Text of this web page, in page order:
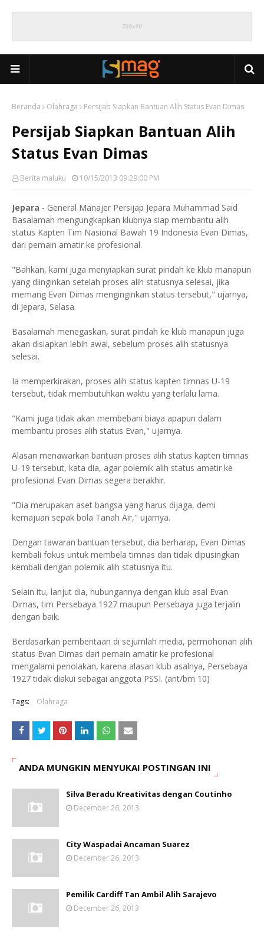
Beranda Olahraga Persijab Siapkan Bantuan Alih Status Evan Dimas
Persijab Siapkan Bantuan Alih
Status Evan Dimas
Berita maluku 10/15/2013 09:29:00 PM
Jepara - General Manajer Persijap Jepara Muhammad Said
Basalamah mengungkapkan klubnya siap membantu alih
status Kapten Tim Nasional Bawah 19 Indonesia Evan Dimas,
dari pemain amatir ke profesional.
"Bahkan, kami juga menyiapkan surat pindah ke klub manapun
yang diinginkan setelah proses alih statusnya selesai, jika
memang Evan Dimas menginginkan status tersebut," ujarnya,
di Jepara, Selasa.
Basalamah menegaskan, surat pindah ke klub manapun juga
akan disiapkan lebih awal, sebelum proses alih statusnya
selesai.
Ia memperkirakan, proses alih status kapten timnas U-19
tersebut, tidak membutuhkan waktu yang terlalu lama.
"Kami juga tidak akan membebani biaya apapun dalam
membantu proses alih status Evan," ujarnya.
Alasan menawarkan bantuan proses alih status kapten timnas
U-19 tersebut, kata dia, agar polemik alih status amatir ke
profesional Evan Dimas segera berakhir.
"Dia merupakan aset bangsa yang harus dijaga, demi
kemajuan sepak bola Tanah Air," ujarnya.
Dengan tawaran bantuan tersebut, dia berharap, Evan Dimas
kembali fokus untuk membela timnas dan tidak dipusingkan
kembali dengan polemik alih statusnya itu.
Selain itu, lanjut dia, hubungannya dengan klub asal Evan
Dimas, tim Persebaya 1927 maupun Persebaya juga terjalin
dengan baik.
Berdasarkan pemberitaan di sejumlah media, permohonan alih
status Evan Dimas dari pemain amatir ke profesional
mengalami penolakan, karena alasan klub asalnya, Persebaya
1927 tidak diakui sebagai anggota PSSI. (ant/bm 10)
Tags: Olahraga
ANDA MUNGKIN MENYUKAI POSTINGAN INI
Silva Beradu Kreativitas dengan Coutinho
December 26, 2013
City Waspadai Ancaman Suarez
December 26, 2013
Pemilik Cardiff Tan Ambil Alih Sarajevo
December 26, 2013